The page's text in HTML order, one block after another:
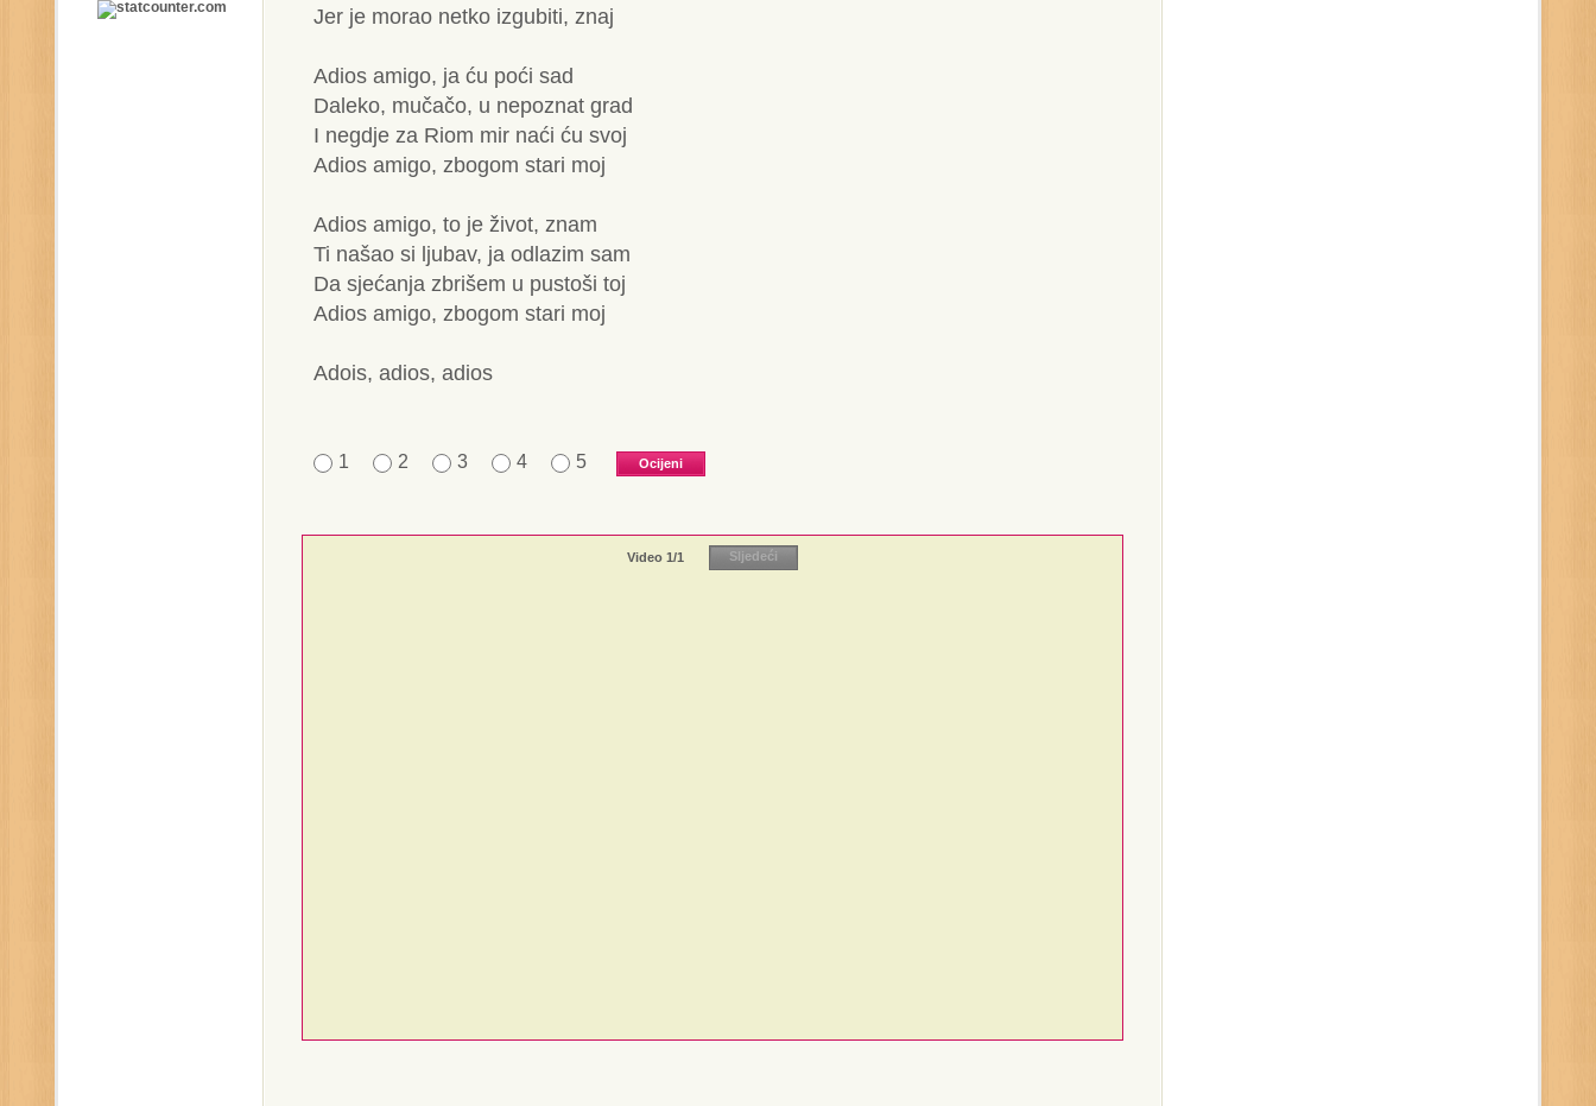
Jer je morao netko izgubiti, znaj
Adios amigo, ja ću poći sad
Daleko, mučačo, u nepoznat grad
I negdje za Riom mir naći ću svoj
Adios amigo, zbogom stari moj
Adios amigo, to je život, znam
Ti našao si ljubav, ja odlazim sam
Da sjećanja zbrišem u pustoši toj
Adios amigo, zbogom stari moj
Adois, adios, adios
1 2 3 4 5
Video 1/1